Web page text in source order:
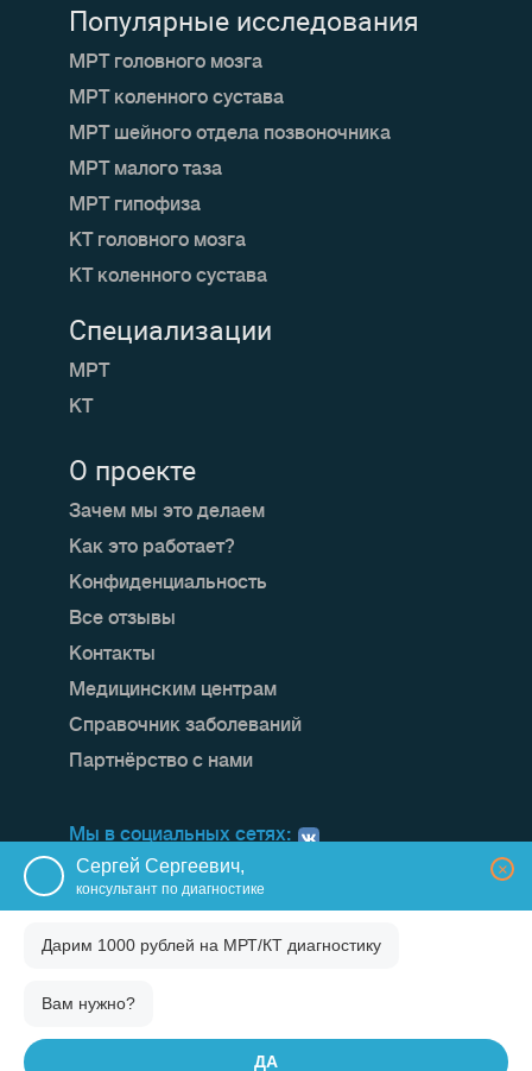
О проекте
Зачем мы это делаем
Как это работает?
Конфиденциальность
Все отзывы
Контакты
Медицинским центрам
Справочник заболеваний
Партнёрство с нами
Специализации
МРТ
КТ
Популярные исследования
МРТ головного мозга
МРТ коленного сустава
МРТ шейного отдела позвоночника
МРТ малого таза
МРТ гипофиза
КТ головного мозга
КТ коленного сустава
Мы в социальных сетях:
×
Сергей Сергеевич,
консультант по диагностике
Дарим 1000 рублей на МРТ/КТ диагностику
Вам нужно?
ДА